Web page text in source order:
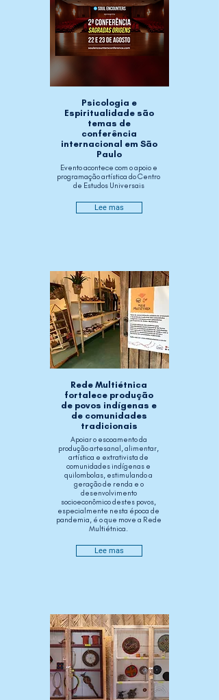
Psicologia e
Espiritualidade são
temas de
conferência
internacional em São
Paulo
Evento acontece com o apoio e
programação artística do Centro
de Estudos Universais
Lee mas
Rede Multiétnica
fortalece produção
de povos indígenas e
de comunidades
tradicionais
Apoiar o escoamento da
produção artesanal, alimentar,
artística e extrativista de
comunidades indígenas e
quilombolas, estimulando a
geração de renda e o
desenvolvimento
socioeconômico destes povos,
especialmente nesta época de
pandemia, é o que move a Rede
Multiétnica.
Lee mas